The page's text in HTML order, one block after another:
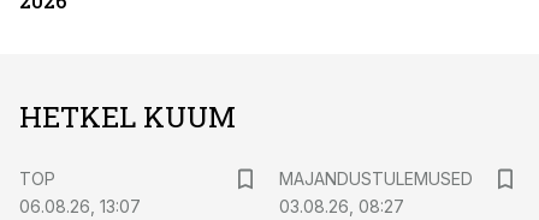
HETKEL KUUM
TOP
06.08.26, 13:07
MAJANDUSTULEMUSED
03.08.26, 08:27